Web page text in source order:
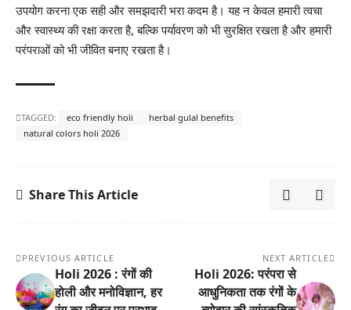
उपयोग करना एक सही और समझदारी भरा कदम है। यह न केवल हमारी त्वचा
और स्वास्थ्य की रक्षा करता है, बल्कि पर्यावरण को भी सुरक्षित रखता है और हमारी
परंपराओं को भी जीवित बनाए रखता है।
TAGGED: eco friendly holi
herbal gulal benefits
natural colors holi 2026
Share This Article
PREVIOUS ARTICLE
Holi 2026 : रंगों की
होली और मनोविज्ञान, हर
NEXT ARTICLE
Holi 2026: परंपरा से
आधुनिकता तक रंगों के